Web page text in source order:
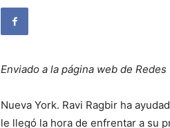
Enviado a la página web de
Nueva York. Ravi Ragbir ha
le llegó la hora de enfrentar a su